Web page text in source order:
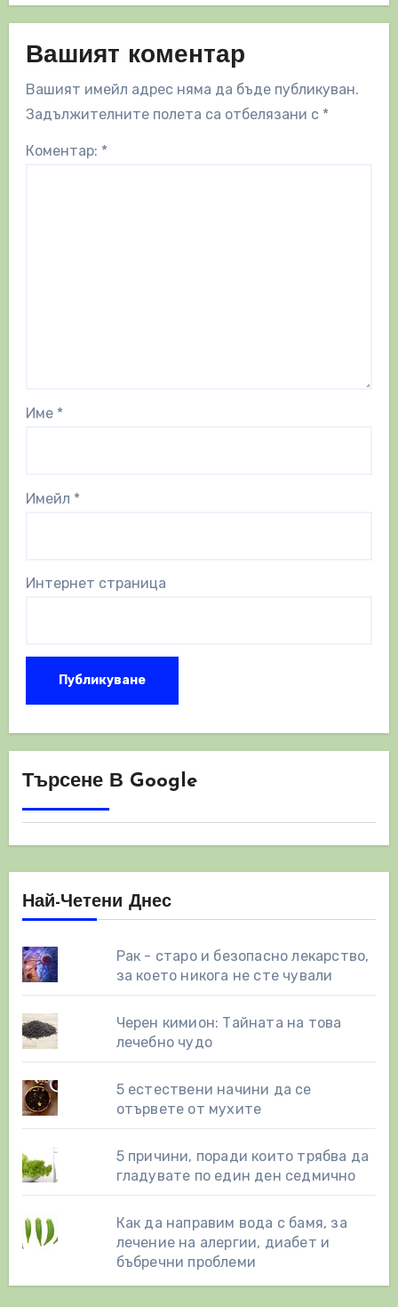
Вашият коментар
Вашият имейл адрес няма да бъде публикуван.
Задължителните полета са отбелязани с *
Коментар: *
Име *
Имейл *
Интернет страница
Търсене В Google
Най-Четени Днес
Рак - старо и безопасно лекарство,
за което никога не сте чували
Черен кимион: Тайната на това
лечебно чудо
5 естествени начини да се
отървете от мухите
5 причини, поради които трябва да
гладувате по един ден седмично
Как да направим вода с бамя, за
лечение на алергии, диабет и
бъбречни проблеми